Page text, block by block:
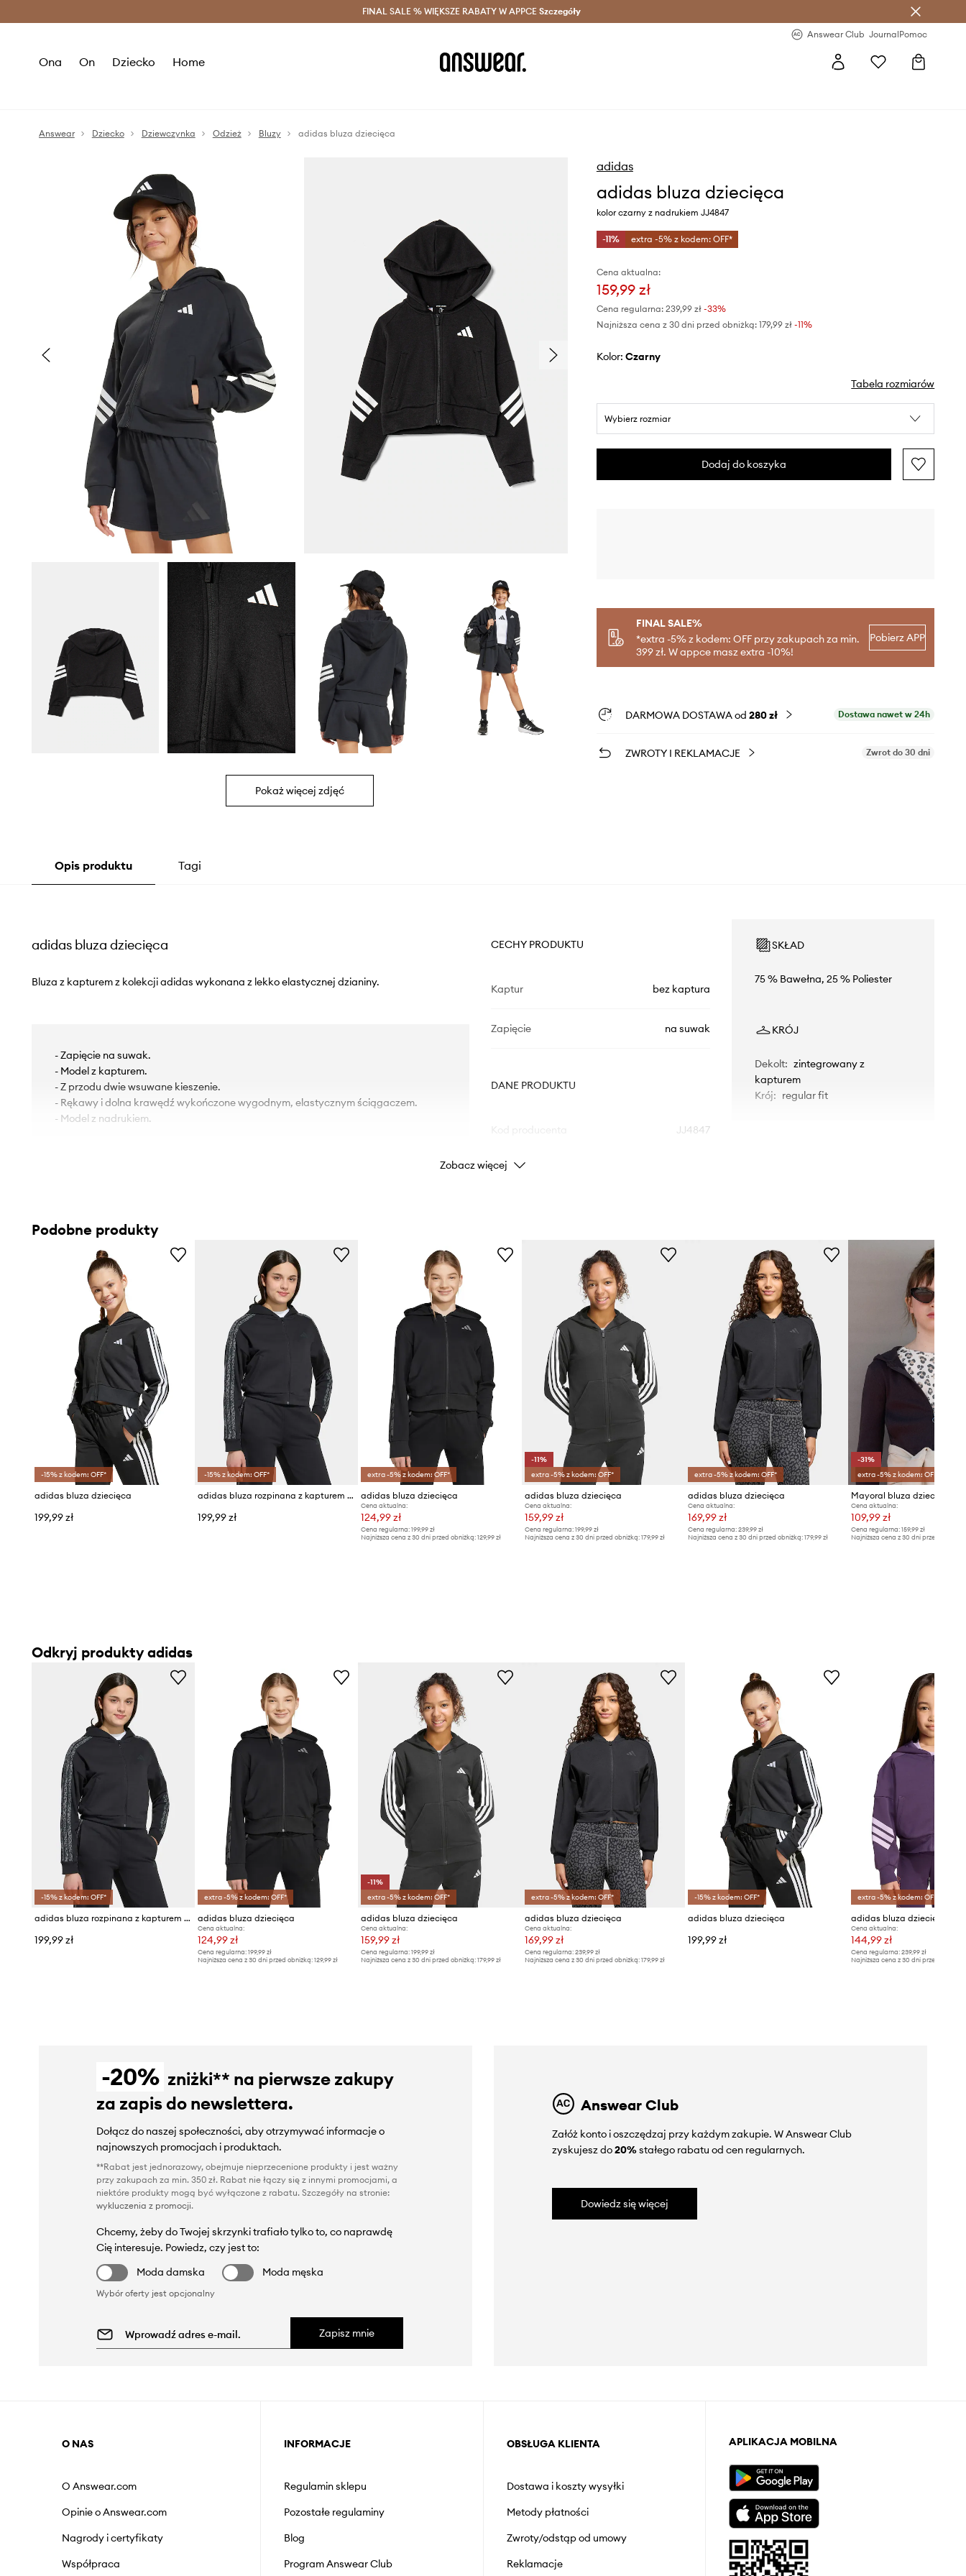
Oszczędzaj z Answear Club > Dostawa nawet w 24h >
FINAL SALE % WIĘKSZE RABATY W APPCE Szczegóły
Answear Club JournalPomoc
Ona On Dziecko Home
Answear Dziecko Dziewczynka Odzież Bluzy adidas bluza dziecięca
Pokaż więcej zdjęć
adidas
adidas bluza dziecięca
kolor czarny z nadrukiem JJ4847
-11% extra -5% z kodem: OFF*
Cena aktualna:
159,99 zł
Cena regularna: 239,99 zł-33%
Najniższa cena z 30 dni przed obniżką: 179,99 zł -11%
Kolor: czarny
Tabela rozmiarów
Wybierz rozmiar
Dodaj do koszyka
FINAL SALE%
*extra -5% z kodem: OFF przy zakupach za min.
399 zł. W appce masz extra -10%!
Pobierz APP
DARMOWA DOSTAWA od 280 zł Dostawa nawet w 24h
ZWROTY I REKLAMACJE Zwrot do 30 dni
Opis produktu Tagi
adidas bluza dziecięca
Bluza z kapturem z kolekcji adidas wykonana z lekko elastycznej dzianiny.
- Zapięcie na suwak.
- Model z kapturem.
- Z przodu dwie wsuwane kieszenie.
- Rękawy i dolna krawędź wykończone wygodnym, elastycznym ściągaczem.
- Model z nadrukiem.
CECHY PRODUKTU
Kaptur bez kaptura
Zapięcie na suwak
DANE PRODUKTU
JJ4847
Kolor
Producent
SKŁAD
75 % Bawełna, 25 % Poliester
KRÓJ
Dekolt: zintegrowany z
kapturem
Krój: regular fit
Zobacz więcej
Podobne produkty
-15% z kodem: OFF*
adidas bluza dziecięca
199,99 zł
-15% z kodem: OFF*
adidas bluza rozpinana z kapturem dziecięca z bawełną
199,99 zł
extra -5% z kodem: OFF*
adidas bluza dziecięca
Cena aktualna:
124,99 zł
Cena regularna: 199,99 zł
Najniższa cena z 30 dni przed obniżką: 129,99 zł
-11%
extra -5% z kodem: OFF*
adidas bluza dziecięca
Cena aktualna:
159,99 zł
Cena regularna: 199,99 zł
Najniższa cena z 30 dni przed obniżką: 179,99 zł
extra -5% z kodem: OFF*
adidas bluza dziecięca
Cena aktualna:
169,99 zł
Cena regularna:239,99 zł
Najniższa cena z 30 dni przed obniżką:179,99 zł
-31%
extra -5% z kodem: OFF*
Mayoral bluza dziecięca
Cena aktualna:
109,99 zł
Cena regularna: 159,99 zł
Najniższa cena z 30 dni przed obniżką:
Odkryj produkty adidas
-15% z kodem: OFF*
adidas bluza rozpinana z kapturem dziecięca z bawełną
199,99 zł
extra -5% z kodem: OFF*
adidas bluza dziecięca
Cena aktualna:
124,99 zł
Cena regularna:199,99 zł
Najniższa cena z 30 dni przed obniżką:129,99 zł
-11%
extra -5% z kodem: OFF*
adidas bluza dziecięca
Cena aktualna:
159,99 zł
Cena regularna: 199,99 zł
Najniższa cena z 30 dni przed obniżką: 179,99 zł
extra -5% z kodem: OFF*
adidas bluza dziecięca
Cena aktualna:
169,99 zł
Cena regularna: 239,99 zł
Najniższa cena z 30 dni przed obniżką: 179,99 zł
-15% z kodem: OFF*
adidas bluza dziecięca
199,99 zł
extra -5% z kodem: OFF*
adidas bluza dziecięca
Cena aktualna:
144,99 zł
Cena regularna: 239,99 zł
Najniższa cena z 30 dni przed obniżką:
-20% zniżki** na pierwsze zakupy
za zapis do newslettera.
Dołącz do naszej społeczności, aby otrzymywać informacje o
najnowszych promocjach i produktach.
**Rabat jest jednorazowy, obejmuje nieprzecenione produkty i jest ważny
przy zakupach za min. 350 zł. Rabat nie łączy się z innymi promocjami, a
niektóre produkty mogą być wyłączone z rabatu. Szczegóły na stronie:
wykluczenia z promocji.
Chcemy, żeby do Twojej skrzynki trafiało tylko to, co naprawdę
Cię interesuje. Powiedz, czy jest to:
Moda damska
Moda męska
Wybór oferty jest opcjonalny
Zapisz mnie
Answear Club
Załóż konto i oszczędzaj przy każdym zakupie. W Answear Club
zyskujesz do20%stałego rabatu od cen regularnych.
Dowiedz się więcej
O NAS
O Answear.com
Opinie o Answear.com
Nagrody i certyfikaty
Współpraca
INFORMACJE
Regulamin sklepu
Pozostałe regulaminy
Blog
Program Answear Club
OBSŁUGA KLIENTA
Dostawa i koszty wysyłki
Metody płatności
Zwroty/odstąp od umowy
Reklamacje
APLIKACJA MOBILNA